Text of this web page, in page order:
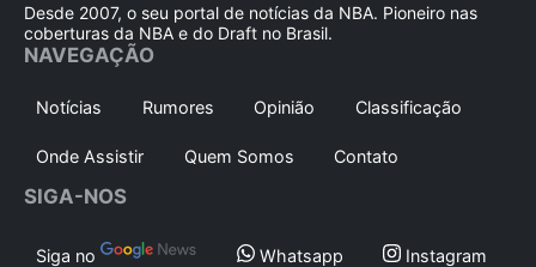
Desde 2007, o seu portal de notícias da NBA. Pioneiro nas
coberturas da NBA e do Draft no Brasil.
NAVEGAÇÃO
Notícias Rumores Opinião Classificação
Onde Assistir Quem Somos Contato
SIGA-NOS
Siga no Whatsapp Instagram